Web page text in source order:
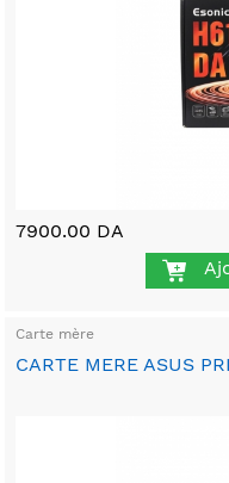
7900.00 DA
Carte mère
CARTE MERE ASUS